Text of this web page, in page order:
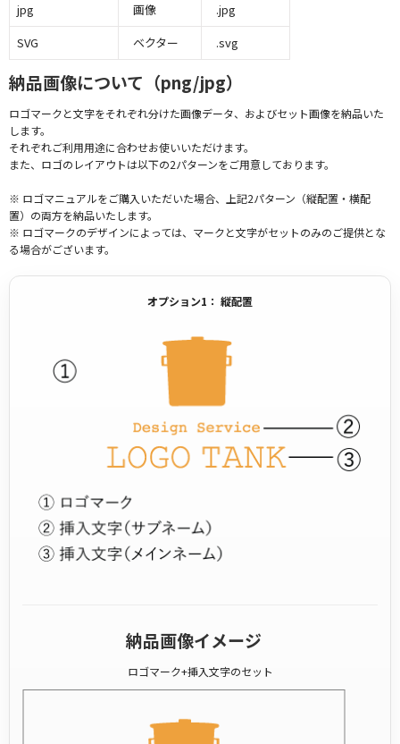
jpg
画像
.jpg
SVG
ベクター .svg
納品画像について（png/jpg）
ロゴマークと文字をそれぞれ分けた画像データ、およびセット画像を納品いた
します。
それぞれご利用用途に合わせお使いいただけます。
また、ロゴのレイアウトは以下の2パターンをご用意しております。
※ ロゴマニュアルをご購入いただいた場合、上記2パターン（縦配置・横配
置）の両方を納品いたします。
※ ロゴマークのデザインによっては、マークと文字がセットのみのご提供とな
る場合がございます。
オプション1： 縦配置
納品画像イメージ
ロゴマーク+挿入文字のセット